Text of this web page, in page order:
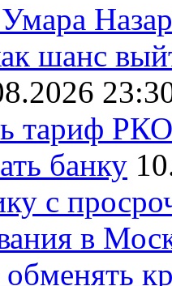
шанс
тариф
банку
с
в